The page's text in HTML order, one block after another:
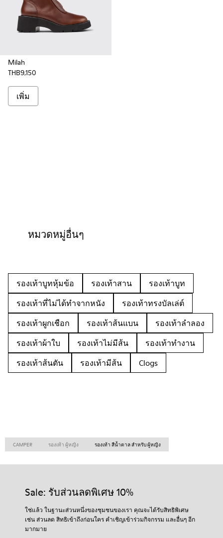
Milah
THB9,150
เพิ่ม
หมวดหมู่อื่นๆ
รองเท้าบูทหุ้มข้อ รองเท้าสาน
รองเท้าบูท
รองเท้าที่ไม่ได้ทำจากหนัง
รองเท้าทรงบัลเล่ต์
รองเท้าผูกเชือก
รองเท้าส้นแบน
รองเท้าลำลอง
รองเท้าผ้าใบ
รองเท้าไม่มีส้น
รองเท้าทำงาน
รองเท้าส้นตัน
รองเท้ามีส้น Clogs
CAMPER รองเท้า ผู้หญิง รองเท้า สีน้ำตาล สำหรับ ผู้หญิง
Sale: รับส่วนลดพิเศษ 10%
ใช่แล้ว ในฐานะส่วนหนึ่งของชุมชนของเรา คุณจะได้รับสิทธิพิเศษ
เช่น ส่วนลด สิทธิเข้าถึงก่อนใคร คำเชิญเข้าร่วมกิจกรรม และอื่นๆ อีก
มากมาย